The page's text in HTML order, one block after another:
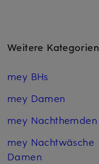
Weitere Kategorien
mey BHs
mey Damen
mey Nachthemden
mey Nachtwäsche
Damen